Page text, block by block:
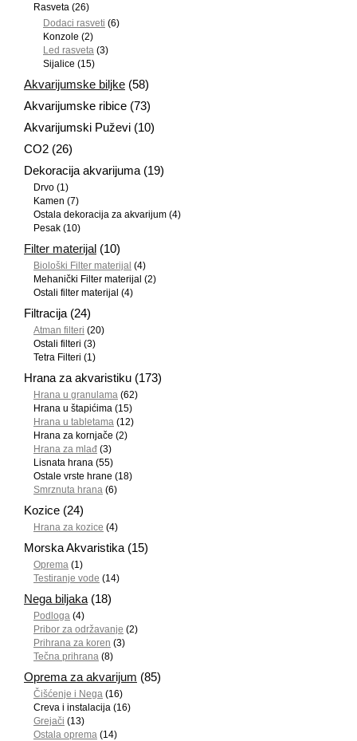
Rasveta (26)
Dodaci rasveti (6)
Konzole (2)
Led rasveta (3)
Sijalice (15)
Akvarijumske biljke (58)
Akvarijumske ribice (73)
Akvarijumski Puževi (10)
CO2 (26)
Dekoracija akvarijuma (19)
Drvo (1)
Kamen (7)
Ostala dekoracija za akvarijum (4)
Pesak (10)
Filter materijal (10)
Biološki Filter materijal (4)
Mehanički Filter materijal (2)
Ostali filter materijal (4)
Filtracija (24)
Atman filteri (20)
Ostali filteri (3)
Tetra Filteri (1)
Hrana za akvaristiku (173)
Hrana u granulama (62)
Hrana u štapićima (15)
Hrana u tabletama (12)
Hrana za kornjače (2)
Hrana za mlađ (3)
Lisnata hrana (55)
Ostale vrste hrane (18)
Smrznuta hrana (6)
Kozice (24)
Hrana za kozice (4)
Morska Akvaristika (15)
Oprema (1)
Testiranje vode (14)
Nega biljaka (18)
Podloga (4)
Pribor za održavanje (2)
Prihrana za koren (3)
Tečna prihrana (8)
Oprema za akvarijum (85)
Čišćenje i Nega (16)
Creva i instalacija (16)
Grejači (13)
Ostala oprema (14)